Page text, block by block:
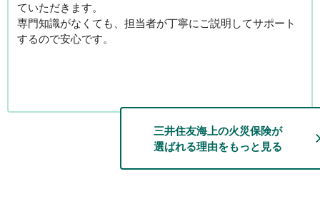
ていただきます。
専門知識がなくても、 担当者が丁寧にご説明してサポート
するので安心です。
三井住友海上の火災保険が
選ばれる理由をもっと見る